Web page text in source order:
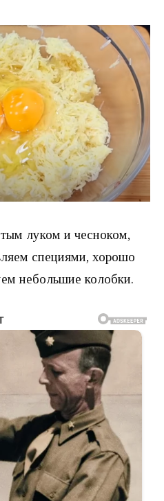
луком и чесноком,
специями, хорошо
небольшие колобки.